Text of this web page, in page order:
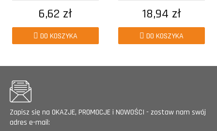
6,62 zł
DO KOSZYKA
18,94 zł
DO KOSZYKA
Zapisz się na OKAZJE, PROMOCJE i NOWOŚCI - zostaw nam swój
adres e-mail: